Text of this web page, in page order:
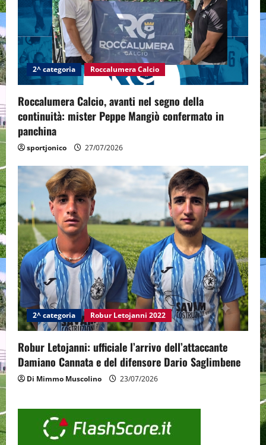
2^ categoria Roccalumera Calcio
Roccalumera Calcio, avanti nel segno della
continuità: mister Peppe Mangiò confermato in
panchina
sportjonico 27/07/2026
2^ categoria Robur Letojanni 2022
Robur Letojanni: ufficiale l’arrivo dell’attaccante
Damiano Cannata e del difensore Dario Saglimbene
Di Mimmo Muscolino 23/07/2026